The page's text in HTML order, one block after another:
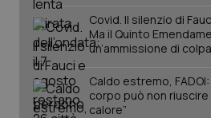
Covid. Il silenzio di
Ma il Quinto
un’ammissione di colpa
Caldo estremo,
corpo può non
calore”
PHPSESSID